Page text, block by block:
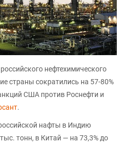
нефтехимического
страны сократились на 57-80%
США против Роснефти и
.
нафты в Индию
тонн, в Китай — на 73,3% до